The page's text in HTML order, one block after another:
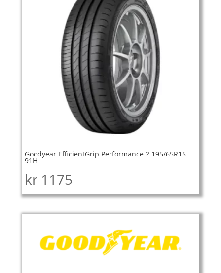
Goodyear EfficientGrip Performance 2 195/65R15
91H
kr 1175